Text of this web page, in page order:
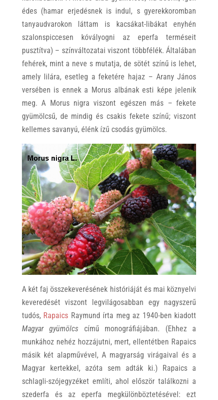
édes (hamar erjedésnek is indul, s gyerekkoromban
tanyaudvarokon láttam is kacsákat-libákat enyhén
szalonspiccesen kóvályogni az eperfa terméseit
pusztítva) – színváltozatai viszont többfélék. Általában
fehérek, mint a neve s mutatja, de sötét színű is lehet,
amely lilára, esetleg a feketére hajaz – Arany János
versében is ennek a Morus albának esti képe jelenik
meg. A Morus nigra viszont egészen más – fekete
gyümölcsű, de mindig és csakis fekete színű; viszont
kellemes savanyú, élénk ízű csodás gyümölcs.
A két faj összekeverésének históriáját és mai köznyelvi
keveredését viszont legvilágosabban egy nagyszerű
tudós, Rapaics Raymund írta meg az 1940-ben kiadott
Magyar gyümölcs című monográfiájában. (Ehhez a
munkához nehéz hozzájutni, mert, ellentétben Rapaics
másik két alapművével, A magyarság virágaival és a
Magyar kertekkel, azóta sem adták ki.) Rapaics a
schlagli-szójegyzéket említi, ahol először találkozni a
szederfa és az eperfa megkülönböztetésével: ezt